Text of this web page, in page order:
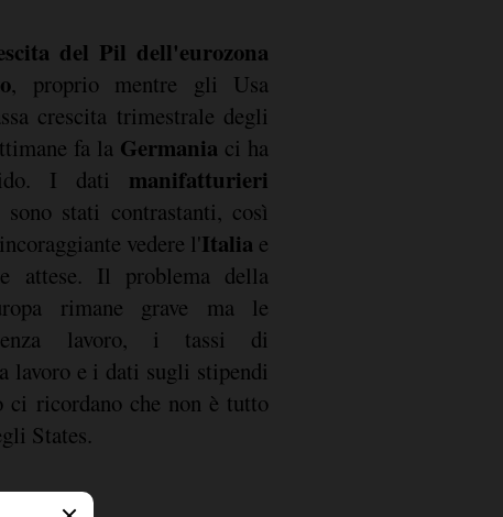
del Pil dell'eurozona
, proprio mentre gli Usa
crescita trimestrale degli
fa la Germania ci ha
I dati manifatturieri
stati contrastanti, così
vedere l'Italia e
attese. Il problema della
rimane grave ma le
lavoro, i tassi di
lavoro e i dati sugli stipendi
ci ricordano che non è tutto
States.